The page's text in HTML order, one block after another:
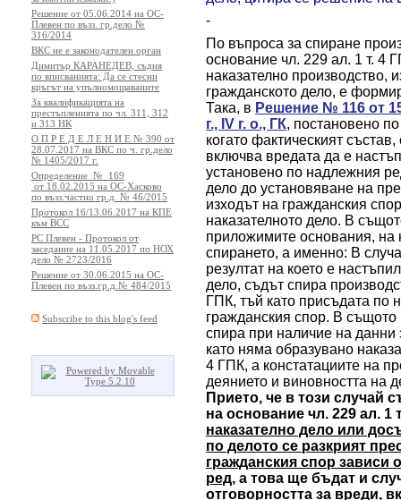
-
По въпроса за спиране
основание чл. 229 ал. 1 т. 4
наказателно производство,
гражданското дело, е
Така, в Решение № 116 от
г., IV г. о., ГК, постановено
когато фактическият
включва вредата да е
установено по надлежния
дело до установяване на
изходът на гражданския
наказателното дело. В
приложимите основания, на
спирането, а именно: В
резултат на което е
дело, съдът спира
ГПК, тъй като присъдата по
гражданския спор. В същото
спира при наличие на
като няма образувано
4 ГПК, а констатациите на
деянието и виновността на
Прието, че в този случай
на основание чл. 229 ал. 1
наказателно дело или
по делото се разкрият
гражданския спор зависи
ред, а това ще бъдат и
отговорността за вреди,
Решение от 05.06.2014 на ОС-
Плевен по възз. гр.дело №
316/2014
ВКС не е законодателен орган
Димитър КАРАНЕДЕВ, съдия
по вписванията: Да се стесни
кръгът на упълномощаваните
За квалификацията на
престъпленията по чл. 311, 312
и 313 НК
О П Р Е Д Е Л Е Н И Е № 390 от
28.07.2017 на ВКС по ч. гр.дело
№ 1405/2017 г.
Определение № 169
от 18.02.2015 на ОС-Хасково
по възз.частно гр.д. № 46/2015
Протокол 16/13.06.2017 на КПЕ
към ВСС
РС Плевен - Протокол от
заседание на 11.05.2017 по НОХ
дело № 2723/2016
Решение от 30.06.2015 на ОС-
Плевен по възз.гр.д.№ 484/2015
Subscribe to this blog's feed